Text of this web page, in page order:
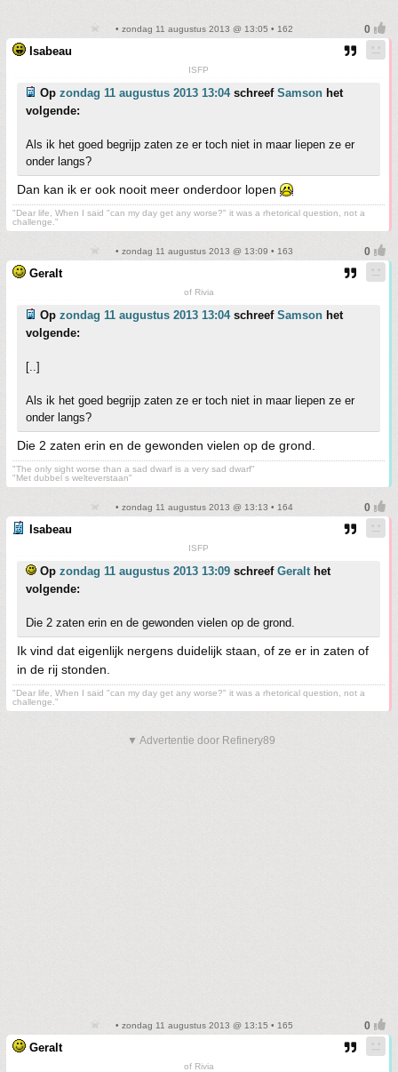
• zondag 11 augustus 2013 @ 13:05 • 162
Isabeau
ISFP
Op zondag 11 augustus 2013 13:04schreef Samson het
volgende:
Als ik het goed begrijp zaten ze er toch niet in maar liepen ze er
onder langs?
Dan kan ik er ook nooit meer onderdoor lopen
"Dear life, When I said "can my day get any worse?" it was a rhetorical question, not a
challenge."
• zondag 11 augustus 2013 @ 13:09 • 163
Geralt
of Rivia
Op zondag 11 augustus 2013 13:04schreef Samson het
volgende:
[..]
Als ik het goed begrijp zaten ze er toch niet in maar liepen ze er
onder langs?
Die 2 zaten erin en de gewonden vielen op de grond.
"The only sight worse than a sad dwarf is a very sad dwarf"
"Met dubbel s welteverstaan"
• zondag 11 augustus 2013 @ 13:13 • 164
Isabeau
ISFP
Op zondag 11 augustus 2013 13:09 schreef Geralthet
volgende:
Die 2 zaten erin en de gewonden vielen op de grond.
Ik vind dat eigenlijk nergens duidelijk staan, of ze er in zaten of
in de rij stonden.
"Dear life, When I said "can my day get any worse?" it was a rhetorical question, not a
challenge."
▼ Advertentie door Refinery89
• zondag 11 augustus 2013 @ 13:15 • 165
Geralt
of Rivia